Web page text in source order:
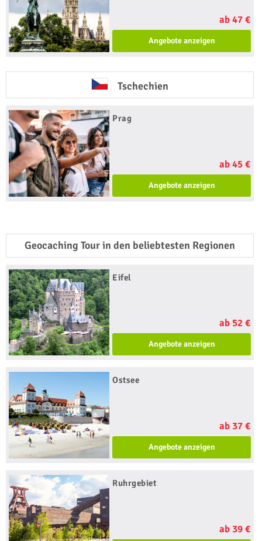
ab 47 €
Angebote anzeigen
Tschechien
Prag
ab 45 €
Angebote anzeigen
Geocaching Tour in den beliebtesten Regionen
Eifel
ab 52 €
Angebote anzeigen
Ostsee
ab 37 €
Angebote anzeigen
Ruhrgebiet
ab 39 €